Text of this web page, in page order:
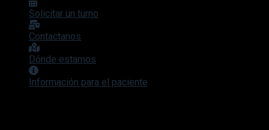
Solicitar un turno
Contactanos
Dónde estamos
Información para el paciente